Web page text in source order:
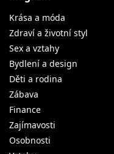
Krása a móda
Zdraví a životní styl
Sex a vztahy
Bydlení a design
Děti a rodina
Zábava
Finance
Zajímavosti
Osobnosti